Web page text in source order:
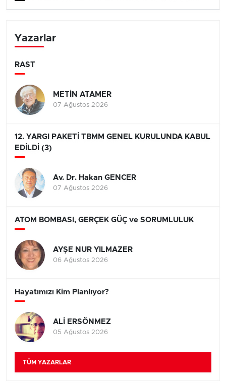
Yazarlar
RAST
METİN ATAMER
07 Ağustos 2026
12. YARGI PAKETİ TBMM GENEL KURULUNDA KABUL
EDİLDİ (3)
Av. Dr. Hakan GENCER
07 Ağustos 2026
ATOM BOMBASI, GERÇEK GÜÇ ve SORUMLULUK
AYŞE NUR YILMAZER
06 Ağustos 2026
Hayatımızı Kim Planlıyor?
ALİ ERSÖNMEZ
05 Ağustos 2026
TÜM YAZARLAR